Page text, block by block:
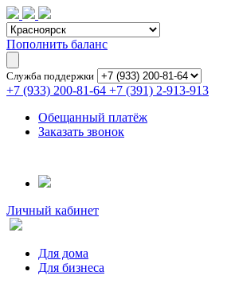
Пополнить баланс
Служба поддержки
+7 (933) 200-81-64 +7 (391) 2-913-913
Обещанный платёж
Заказать звонок
Личный кабинет
Для дома
Для бизнеса